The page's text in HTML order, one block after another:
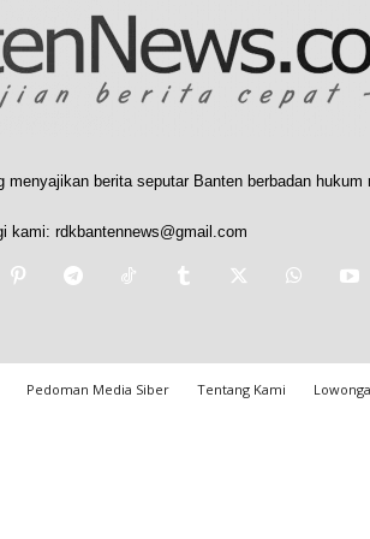
menyajikan berita seputar Banten berbadan
kami: rdkbantennews@gmail.com
Pedoman Media Siber Tentang Kami